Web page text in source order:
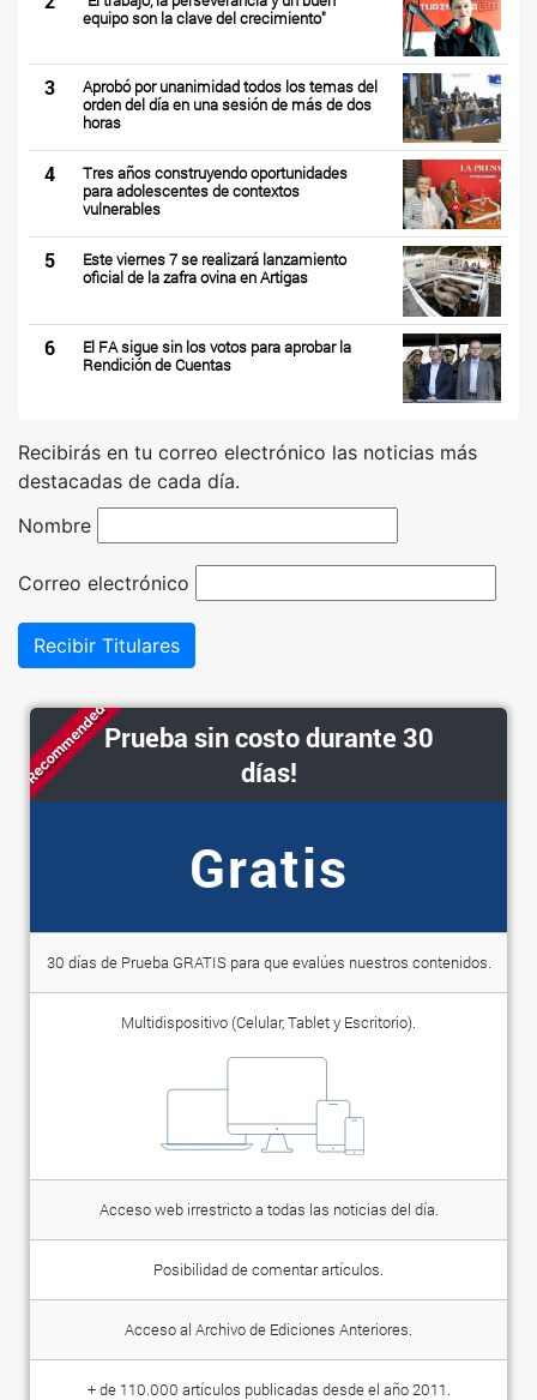
equipo son la clave del crecimiento"
3
Aprobó por unanimidad todos los temas del
orden del día en una sesión de más de dos
horas
4
Tres años construyendo oportunidades
para adolescentes de contextos
vulnerables
5
Este viernes 7 se realizará lanzamiento
oficial de la zafra ovina en Artigas
6
El FA sigue sin los votos para aprobar la
Rendición de Cuentas
Recibirás en tu correo electrónico las noticias más
destacadas de cada día.
Nombre
Correo electrónico
Recibir Titulares
RecommendedPrueba sin costo durante 30
días!
Gratis
30 días de Prueba GRATIS para que evalúes nuestros contenidos.
Multidispositivo (Celular, Tablet y Escritorio).
Acceso web irrestricto a todas las noticias del día.
Posibilidad de comentar artículos.
Acceso al Archivo de Ediciones Anteriores.
+ de 110.000 artículos publicadas desde el año 2011.